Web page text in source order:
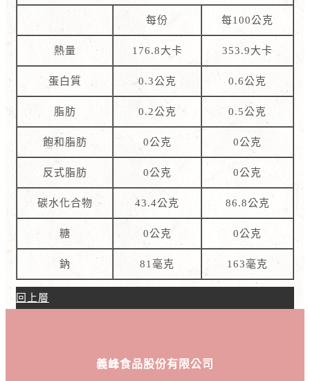
每份 每100公克
熱量 176.8大卡 353.9大卡
蛋白質 0.3公克 0.6公克
脂肪 0.2公克 0.5公克
飽和脂肪 0公克 0公克
反式脂肪 0公克 0公克
碳水化合物 43.4公克 86.8公克
糖 0公克 0公克
鈉 81毫克 163毫克
回上層
義峰食品股份有限公司